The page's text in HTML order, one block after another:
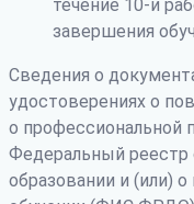
течение 10-и
завершения
Сведения о
удостоверениях о
о профессиональной
Федеральный реестр
образовании и (или)